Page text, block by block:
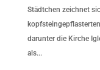
Städtchen zeichnet
darunter die Kirche
als...